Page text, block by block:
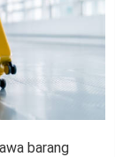
barang